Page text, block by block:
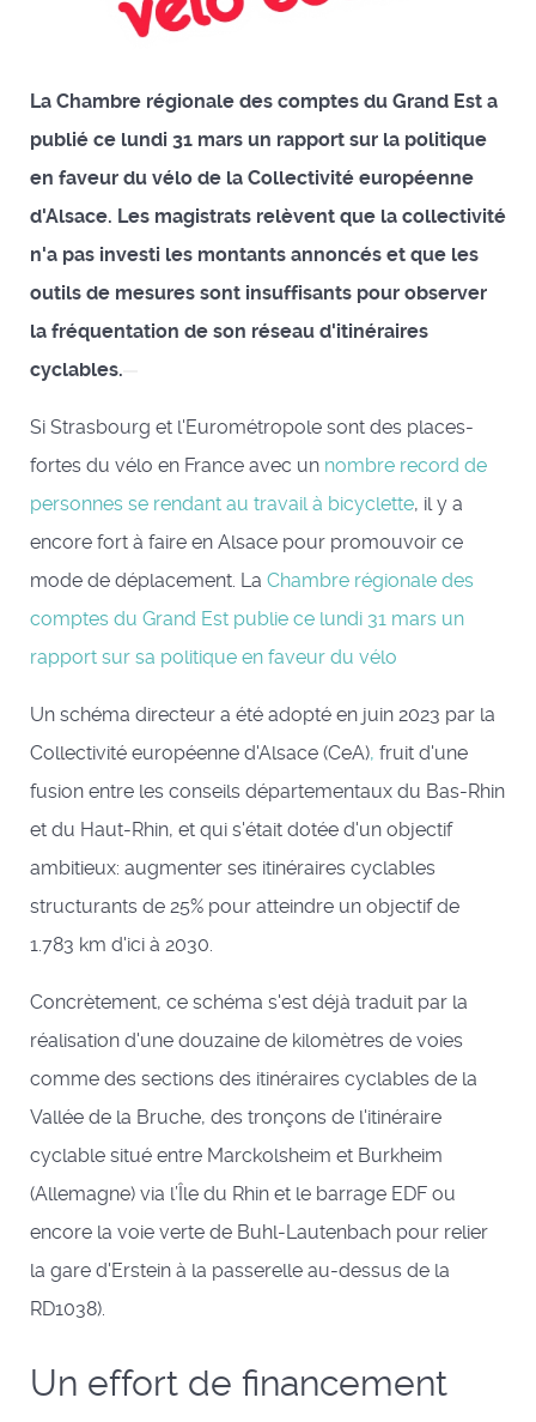
La Chambre régionale des comptes du Grand Est a
publié ce lundi 31 mars un rapport sur la politique
en faveur du vélo de la Collectivité européenne
d'Alsace. Les magistrats relèvent que la collectivité
n'a pas investi les montants annoncés et que les
outils de mesures sont insuffisants pour observer
la fréquentation de son réseau d'itinéraires
cyclables.
Si Strasbourg et l'Eurométropole sont des places-
fortes du vélo en France avec un nombre record de
personnes se rendant au travail à bicyclette, il y a
encore fort à faire en Alsace pour promouvoir ce
mode de déplacement. La Chambre régionale des
comptes du Grand Est publie ce lundi 31 mars un
rapport sur sa politique en faveur du vélo
Un schéma directeur a été adopté en juin 2023 par la
Collectivité européenne d'Alsace (CeA), fruit d'une
fusion entre les conseils départementaux du Bas-Rhin
et du Haut-Rhin, et qui s'était dotée d'un objectif
ambitieux: augmenter ses itinéraires cyclables
structurants de 25% pour atteindre un objectif de
1.783 km d'ici à 2030.
Concrètement, ce schéma s'est déjà traduit par la
réalisation d'une douzaine de kilomètres de voies
comme des sections des itinéraires cyclables de la
Vallée de la Bruche, des tronçons de l'itinéraire
cyclable situé entre Marckolsheim et Burkheim
(Allemagne) via l’Île du Rhin et le barrage EDF ou
encore la voie verte de Buhl-Lautenbach pour relier
la gare d'Erstein à la passerelle au-dessus de la
RD1038).
Un effort de financement